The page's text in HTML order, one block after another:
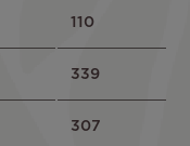
110
339
307